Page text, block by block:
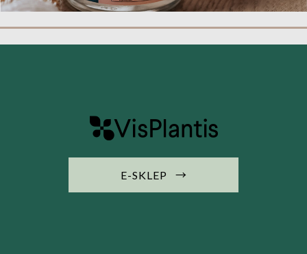
E-SKLEP →